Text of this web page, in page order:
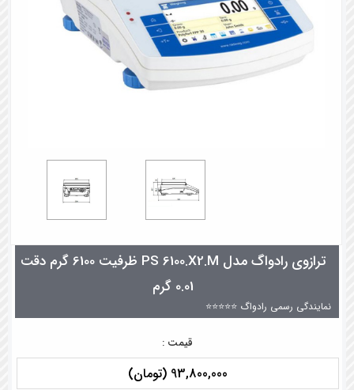
ترازوی رادواگ مدل PS 6100.X2.M ظرفیت 6100 گرم دقت
0.01 گرم
نمایندگی رسمی رادواگ ⭐⭐⭐⭐⭐
قیمت :
93,800,000 (تومان)